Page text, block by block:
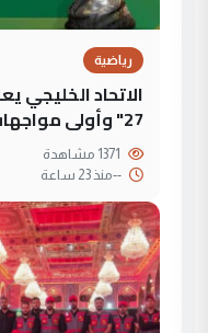
رياضية
الاتحاد الخليجي
27" وأولى مواجهات العراق
--منذ 23 ساعة